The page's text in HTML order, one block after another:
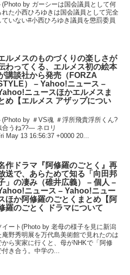
by ガーシーは国会議員として何
た小西ひろゆきは国会議員として完全
いない#小西ひろゆき議員を懲罰委員
ルメスのものづくりの楽しさが
わってくる、エルメス初の絵本
講談社から発売（FORZA
） – Yahoo!ニュース –
ニュースほかエルメスま
め【エルメス アザップについ
by ＃VS魂 ＃浮所飛貴浮所くん?
合うね??— ネロリ
May 13 16:56:37 +0000 20...
作ドラマ『阿修羅のごとく』再
送で、あらためて知る「向田邦
」の凄み（碓井広義） – 個人 –
ニュース – Yahoo!ニュー
ほか阿修羅のごとくまとめ【阿
羅のごとく ドラマについて
ート(Photo by 老母の様子を見に新潟
野秀明展を万代島美術館で見れたのは
ら実家に行くと、母がNHKで「阿修
き合う。中学の...